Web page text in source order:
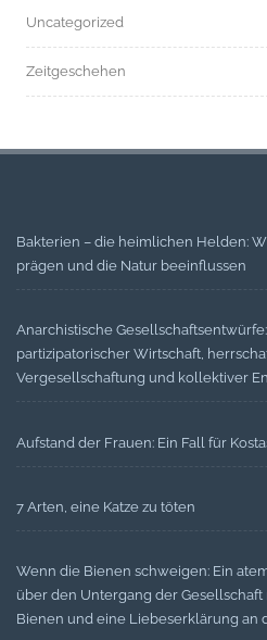
Uncategorized
Zeitgeschehen
Bakterien – die heimlichen Helden:
prägen und die Natur beeinflussen
Anarchistische
partizipatorischer Wirtschaft,
Vergesellschaftung und kollektiver
Aufstand der Frauen: Ein Fall für
7 Arten, eine Katze zu töten
Wenn die Bienen schweigen: Ein
über den Untergang der
Bienen und eine Liebeserklärung an